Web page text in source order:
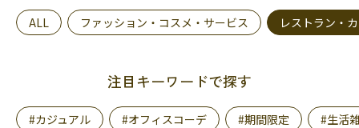
ALL ファッション・コスメ・サービス レストラン・
注目キーワードで探す
#カジュアル #オフィスコーデ #期間限定 #生活